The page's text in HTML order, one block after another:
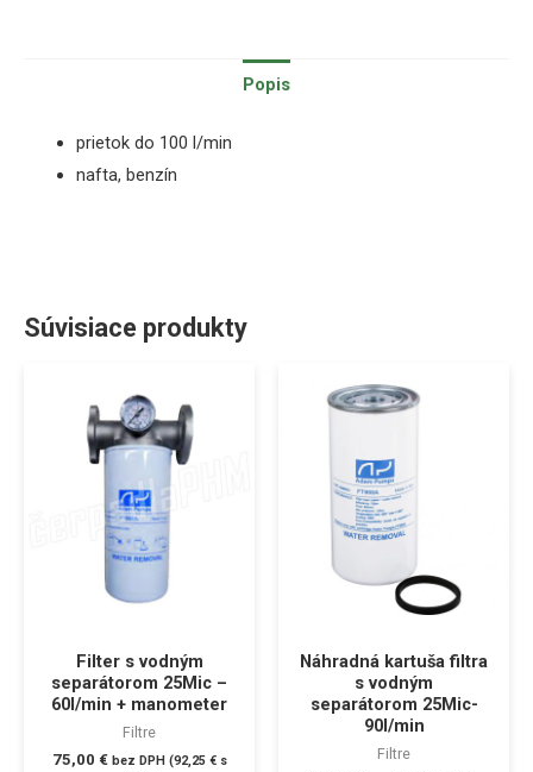
Popis
prietok do 100 l/min
nafta, benzín
Súvisiace produkty
Filter s vodným
separátorom 25Mic –
60l/min + manometer
Filtre
75,00 € bez DPH (92,25 €s
Náhradná kartuša filtra
s vodným
separátorom 25Mic-
90l/min
Filtre